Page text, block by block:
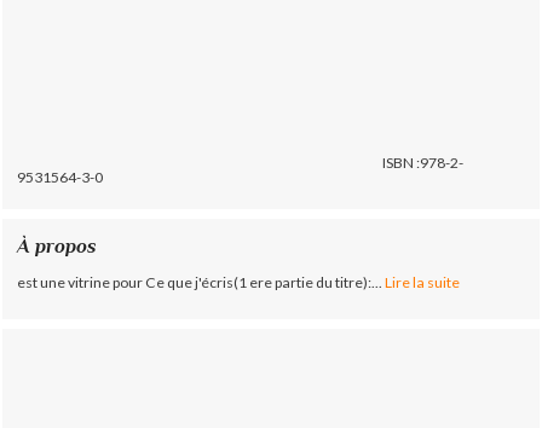
ISBN :978-2-
9531564-3-0
À propos
est une vitrine pour Ce que j'écris(1 ere partie du titre):... Lire la suite